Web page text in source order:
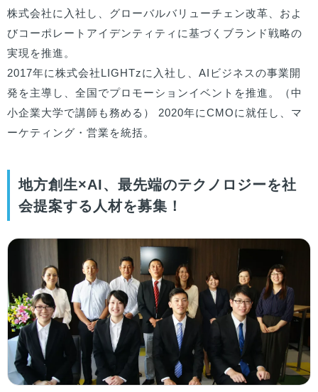
株式会社に入社し、グローバルバリューチェン改革、およ
びコーポレートアイデンティティに基づくブランド戦略の
実現を推進。
2017年に株式会社LIGHTzに入社し、AIビジネスの事業開
発を主導し、全国でプロモーションイベントを推進。（中
小企業大学で講師も務める） 2020年にCMOに就任し、マ
ーケティング・営業を統括。
地方創生×AI、最先端のテクノロジーを社
会提案する人材を募集！